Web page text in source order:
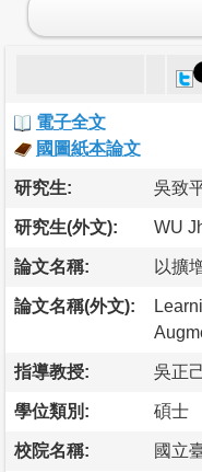
電子全文
國圖紙本論文
研究生: 吳致
研究生(外文): WU
論文名稱: 以擴
論文名稱(外文):
指導教授: 吳正
學位類別: 碩士
校院名稱: 國立